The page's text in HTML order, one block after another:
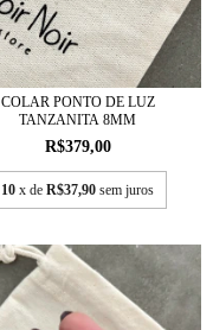
COLAR PONTO DE LUZ
TANZANITA 8MM
R$379,00
10 x de R$37,90 sem juros